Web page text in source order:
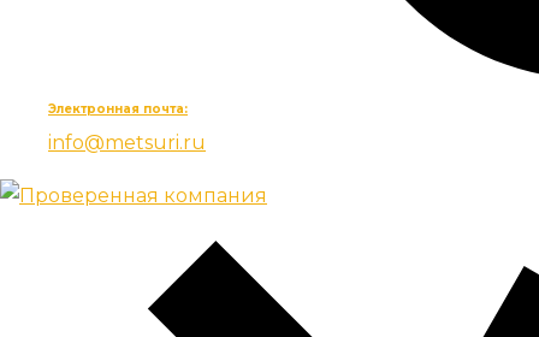
Электронная почта:
info@metsuri.ru